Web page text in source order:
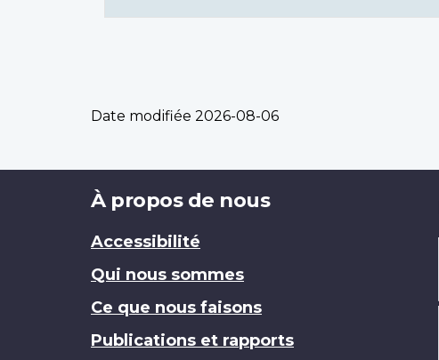
Date modifiée 2026-08-06
Brand
À propos de nous
Accessibilité
Qui nous sommes
Ce que nous faisons
Publications et rapports